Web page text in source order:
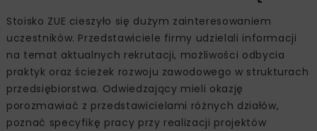
Stoisko ZUE cieszyło się dużym zainteresowaniem
uczestników. Przedstawiciele firmy udzielali informacji
na temat aktualnych rekrutacji, możliwości odbycia
praktyk oraz ścieżek rozwoju zawodowego w strukturach
przedsiębiorstwa. Odwiedzający mieli okazję
porozmawiać z przedstawicielami różnych działów,
poznać specyfikę pracy przy realizacji projektów